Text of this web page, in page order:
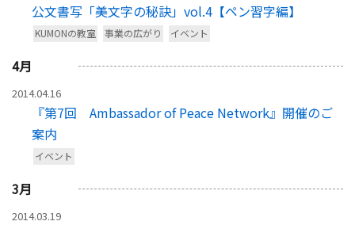
公文書写「美文字の秘訣」vol.4【ペン習字編】
KUMONの教室 事業の広がり イベント
4月
2014.04.16
『第7回 Ambassador of Peace Network』開催のご
案内
イベント
3月
2014.03.19